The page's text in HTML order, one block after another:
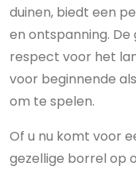
duinen, biedt een
en ontspanning.
respect voor het
voor beginnende
om te spelen.
Of u nu komt voor
gezellige borrel op